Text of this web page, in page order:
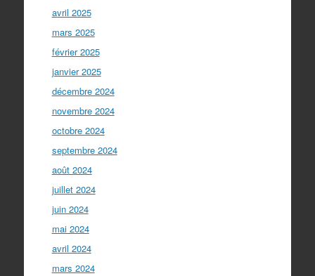
avril 2025
mars 2025
février 2025
janvier 2025
décembre 2024
novembre 2024
octobre 2024
septembre 2024
août 2024
juillet 2024
juin 2024
mai 2024
avril 2024
mars 2024